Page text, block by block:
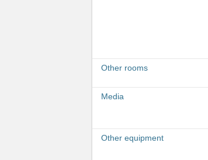
Other rooms
Media
Other equipment